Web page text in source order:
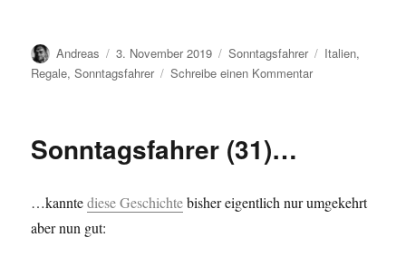
Autor
Andreas
Veröffentlicht
am
3. November 2019 Kategorien
Sonntagsfahrer Schlagwörter
Italien,
Regale,Sonntagsfahrer Schreibe einen Kommentarzu
Sonntagsfahrer (31)…
…kanntediese Geschichtebisher eigentlich nur umgekehrt
aber nun gut: